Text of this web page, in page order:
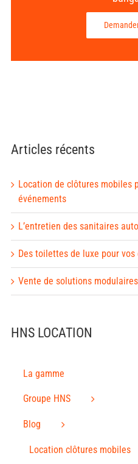
Articles récents
Location de clôtures mobiles
événements
L’entretien des sanitaires
Des toilettes de luxe pour vos
Vente de solutions modulaires
HNS LOCATION
La gamme
Groupe HNS
Blog
Location clôtures mobiles